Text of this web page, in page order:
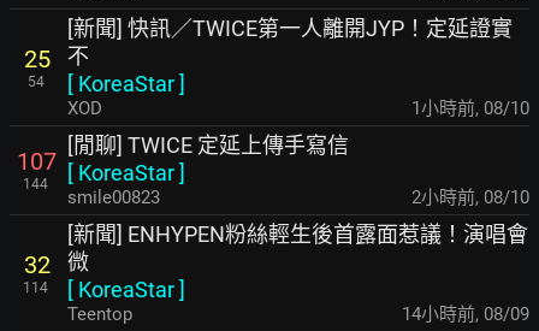
25
54
[新聞] 快訊／TWICE第一人離開JYP！定延證實
不
[ KoreaStar]
XOD 1小時前, 08/10
107
144
[閒聊] TWICE 定延上傳手寫信
[ KoreaStar]
smile00823 2小時前, 08/10
32
114
[新聞] ENHYPEN粉絲輕生後首露面惹議！演唱會
微
[ KoreaStar]
Teentop 14小時前, 08/09